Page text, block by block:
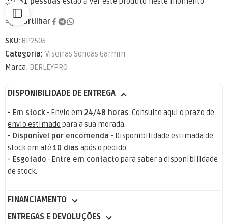
Partilhar
SKU: BP2505
Categoria: Viseiras Sondas Garmin
Marca: BERLEYPRO
DISPONIBILIDADE DE ENTREGA
- Em stock - Envio em 24/48 horas. Consulteaqui o prazo de
envio estimado para a sua morada.
- Disponível por encomenda - Disponibilidade estimada de
stock em até10 dias após o pedido.
- Esgotado - Entre em contacto para saber a disponibilidade
de stock.
FINANCIAMENTO
ENTREGAS E DEVOLUÇÕES